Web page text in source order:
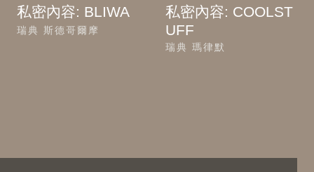
私密內容: BLIWA
瑞典 斯德哥爾摩
私密內容: COOLST
UFF
瑞典 瑪律默